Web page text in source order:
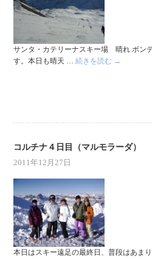
サンタ・カテリーナスキー場 晴れ ボン
す。本日も晴天 …続きを読む →
コルチナ４日目（マルモラーダ）
2011年12月27日
本日はスキー遠足の最終日、普段はあま